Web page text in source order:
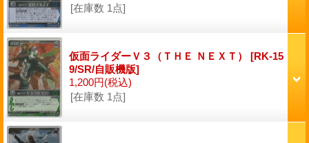
[在庫数 1点]
仮面ライダーＶ３（ＴＨＥ ＮＥＸＴ） [RK-15
9/SR/自販機版]
1,200円(税込)
[在庫数 1点]